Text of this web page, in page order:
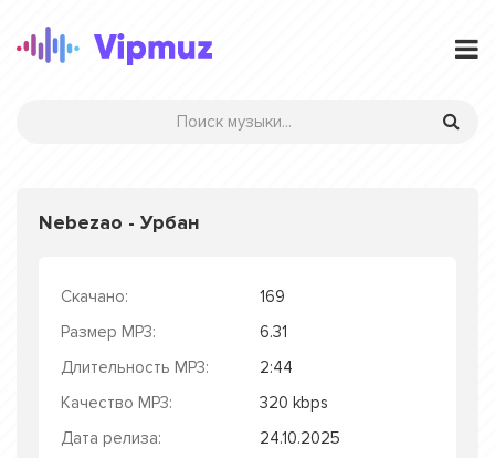
Nebezao - Урбан
Скачано:
169
Размер MP3:
6.31
Длительность MP3:
2:44
Качество MP3:
320 kbps
Дата релиза:
24.10.2025